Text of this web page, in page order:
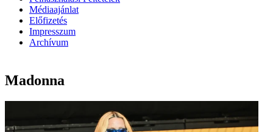
Médiaajánlat
Előfizetés
Impresszum
Archívum
Madonna